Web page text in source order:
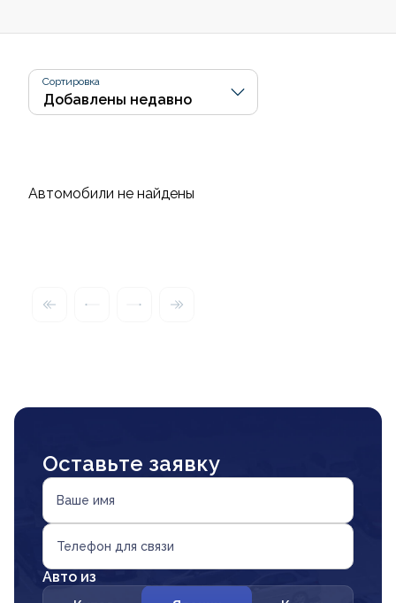
Сортировка
Автомобили не найдены
Оставьте заявку
Ваше имя
Телефон для связи
Авто из